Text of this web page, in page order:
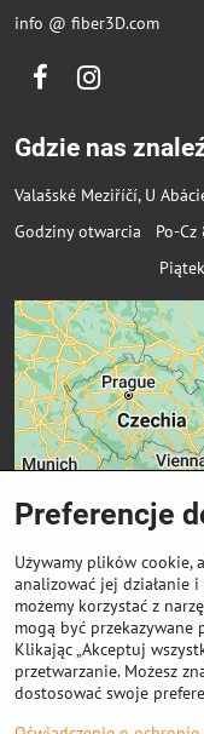
info @ fiber3D.com
FacebookInstagram
Gdzie nas
Valašské Meziříčí, U
Godziny otwarcia Po-Cz
Piątek
Ważne linki
Preferencje
Używamy plików cookie,
analizować jej działanie
możemy korzystać z
mogą być przekazywane
Klikając „Akceptuj
przetwarzanie. Możesz
dostosować swoje